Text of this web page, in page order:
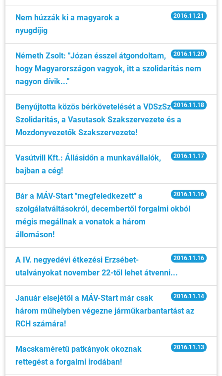
2016.11.21
Nem húzzák ki a magyarok a
nyugdíjig
2016.11.20
Németh Zsolt: "Józan ésszel átgondoltam,
hogy Magyarországon vagyok, itt a szolidaritás nem
nagyon dívik..."
2016.11.18
Benyújtotta közös bérkövetelését a VDSzSz
Szolidaritás, a Vasutasok Szakszervezete és a
Mozdonyvezetők Szakszervezete!
2016.11.17
Vasútvill Kft.: Állásidőn a munkavállalók,
bajban a cég!
2016.11.16
Bár a MÁV-Start "megfeledkezett" a
szolgálatváltásokról, decembertől forgalmi okból
mégis megállnak a vonatok a három
állomáson!
2016.11.16
A IV. negyedévi étkezési Erzsébet-
utalványokat november 22-től lehet átvenni...
2016.11.14
Január elsejétől a MÁV-Start már csak
három műhelyben végezne járműkarbantartást az
RCH számára!
2016.11.13
Macskaméretű patkányok okoznak
rettegést a forgalmi irodában!